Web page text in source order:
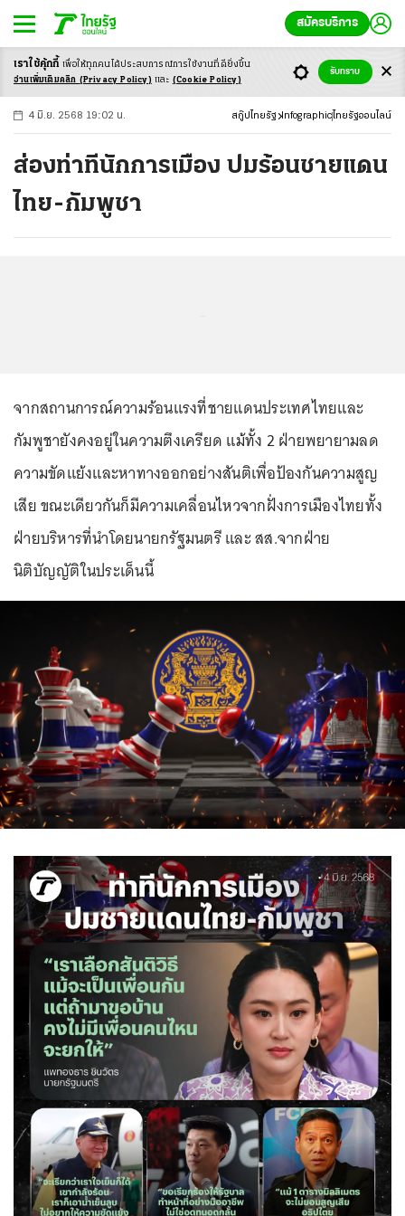
สมัครบริการ
-ก ก ก+
4 มิ.ย. 2568 19:02 น. สกู๊ปไทยรัฐ Infographicไทยรัฐออนไลน์
ส่องท่าทีนักการเมือง ปมร้อนชายแดน
ไทย-กัมพูชา
จากสถานการณ์ความร้อนแรงที่ชายแดนประเทศไทยและ
กัมพูชายังคงอยู่ในความตึงเครียด แม้ทั้ง 2 ฝ่ายพยายามลด
ความขัดแย้งและหาทางออกอย่างสันติเพื่อป้องกันความสูญ
เสีย ขณะเดียวกันก็มีความเคลื่อนไหวจากฝั่งการเมืองไทยทั้ง
ฝ่ายบริหารที่นำโดยนายกรัฐมนตรี และ สส.จากฝ่าย
นิติบัญญัติในประเด็นนี้
เราใช้คุ้กกี้ เพื่อให้ทุกคนได้ประสบการณ์การใช้งานที่ดียิ่งขึ้น
อ่านเพิ่มเติมคลิก (Privacy Policy) และ (Cookie Policy)
รับทราบ